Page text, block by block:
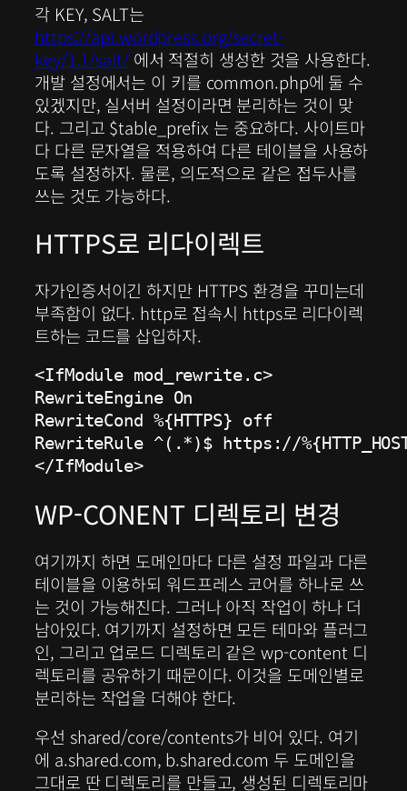
각 KEY, SALT는
https://api.wordpress.org/secret-
key/1.1/salt/에서 적절히 생성한 것을 사용한다.
개발 설정에서는 이 키를 common.php에 둘 수
있겠지만, 실서버 설정이라면 분리하는 것이 맞
다. 그리고 $table_prefix 는 중요하다. 사이트마
다 다른 문자열을 적용하여 다른 테이블을 사용하
도록 설정하자. 물론, 의도적으로 같은 접두사를
쓰는 것도 가능하다.
HTTPS로 리다이렉트
자가인증서이긴 하지만 HTTPS 환경을 꾸미는데
부족함이 없다. http로 접속시 https로 리다이렉
트하는 코드를 삽입하자.
<IfModule mod_rewrite.c>
RewriteEngine On
RewriteCond %{HTTPS} off
RewriteRule ^(.*)$ https://
</IfModule>
WP-CONENT 디렉토리 변경
여기까지 하면 도메인마다 다른 설정 파일과 다른
테이블을 이용하되 워드프레스 코어를 하나로 쓰
는 것이 가능해진다. 그러나 아직 작업이 하나 더
남아있다. 여기까지 설정하면 모든 테마와 플러그
인, 그리고 업로드 디렉토리 같은 wp-content 디
렉토리를 공유하기 때문이다. 이것을 도메인별로
분리하는 작업을 더해야 한다.
우선 shared/core/contents가 비어 있다. 여기
에 a.shared.com, b.shared.com 두 도메인을
그대로 딴 디렉토리를 만들고, 생성된 디렉토리마